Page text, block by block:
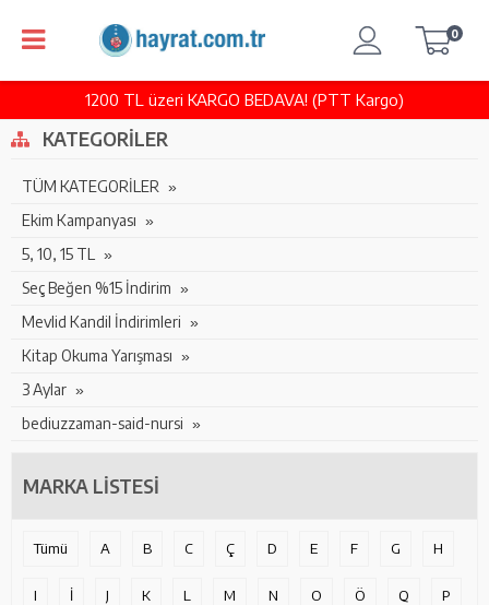
1200 TL üzeri KARGO BEDAVA! (PTT Kargo)
0
KATEGORILER
TÜM KATEGORİLER
Ekim Kampanyası
5, 10, 15 TL
Seç Beğen %15 İndirim
Mevlid Kandil İndirimleri
Kitap Okuma Yarışması
3 Aylar
bediuzzaman-said-nursi
MARKA LISTESI
Tümü A B C Ç D E F G H
I İ J K L M N O Ö Q P